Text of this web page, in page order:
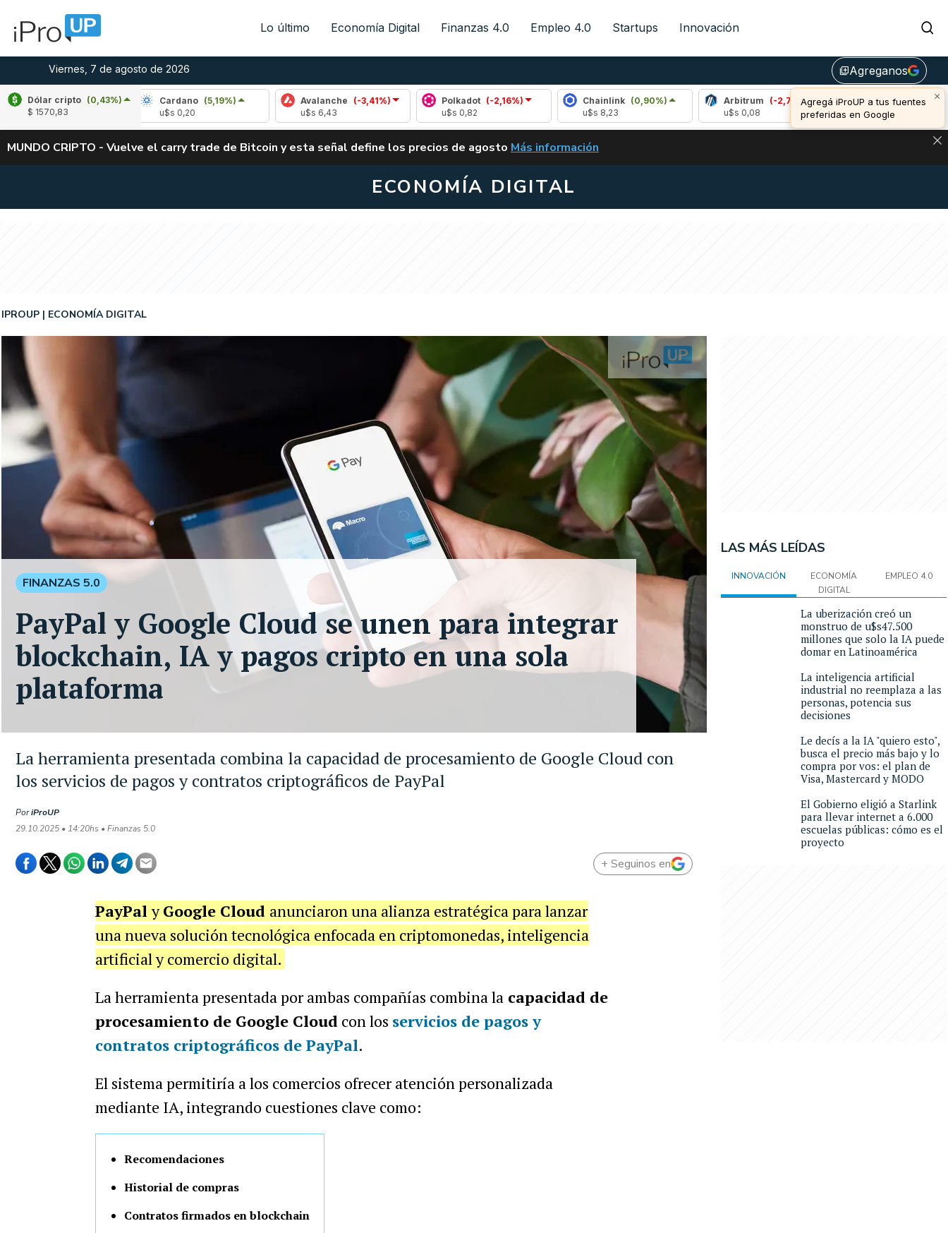
Lo último Economía Digital Finanzas 4.0 Empleo 4.0 Startups Innovación
Viernes, 7 de agosto de 2026 library_addAgreganos
×
Agregá iProUP a tus fuentes
preferidas en Google
Dólar cripto (0,43%)
$ 1570,83
(-2,14%)
Cardano
(5,19%)
Avalanche
(-3,41%)
Polkadot
(-2,16%)
Chainlink
(0,90%)
Arbitrum
(-2,72%)
Bitcoin (-0,26%)
u$s 64.385,00
ALERTA
MUNDO CRIPTO - Vuelve el carry trade de Bitcoin y esta señal define los precios de agosto VUELVE EL CARRY TRADE DE BITCOIN Y ESTA SEÑAL DEFINE LOS PRECIOS DE
Más información
ECONOMÍA DIGITAL
La herramienta presentada combina la capacidad de procesamiento de Google Cloud con
los servicios de pagos y contratos criptográficos de PayPal
IPROUP ECONOMÍA DIGITAL
PoriProUP
29.10.2025 • 14:20hs • Finanzas 5.0
FINANZAS 5.0
PayPal y Google Cloud se unen para integrar
blockchain, IA y pagos cripto en una sola
plataforma
+ Seguinos en
PayPalyGoogle Cloud anunciaron una alianza estratégica para lanzar
una nueva solución tecnológica enfocada en criptomonedas, inteligencia
artificial y comercio digital.
La herramienta presentada por ambas compañías combina lacapacidad de
procesamiento de Google Cloudcon los servicios de pagos y
contratos criptográficos de PayPal.
El sistema permitiría a los comercios ofrecer atención personalizada
mediante IA, integrando cuestiones clave como:
Recomendaciones
Historial de compras
Contratos firmados en blockchain
LAS MÁS LEÍDAS
INNOVACIÓN
ECONOMÍA
DIGITAL
EMPLEO 4.0
La uberización creó un
monstruo de u$s47.500
millones que solo la IA puede
domar en Latinoamérica
La inteligencia artificial
industrial no reemplaza a las
personas, potencia sus
decisiones
Le decís a la IA "quiero esto",
busca el precio más bajo y lo
compra por vos: el plan de
Visa, Mastercard y MODO
El Gobierno eligió a Starlink
para llevar internet a 6.000
escuelas públicas: cómo es el
proyecto